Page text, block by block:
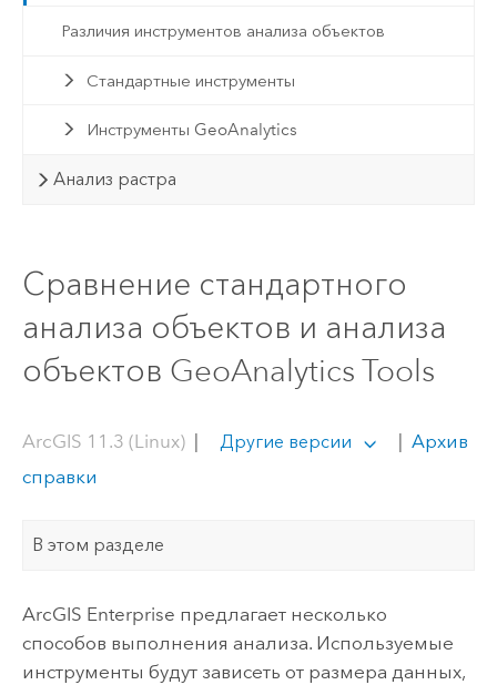
Различия инструментов анализа объектов
Стандартные инструменты
Инструменты GeoAnalytics
Анализ растра
Сравнение стандартного
анализа объектов и анализа
объектов GeoAnalytics Tools
ArcGIS 11.3 (Linux)| Другие версии | Архив
справки
В этом разделе
ArcGIS Enterprise предлагает несколько
способов выполнения анализа. Используемые
инструменты будут зависеть от размера данных,